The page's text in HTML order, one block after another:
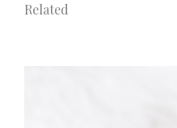
Related